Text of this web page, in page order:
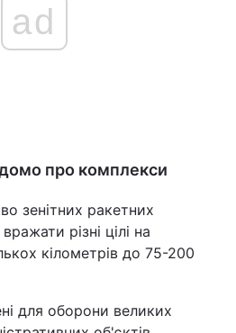
ad
про комплекси
зенітних ракетних
різні цілі на
кілометрів до 75-200
для оборони великих